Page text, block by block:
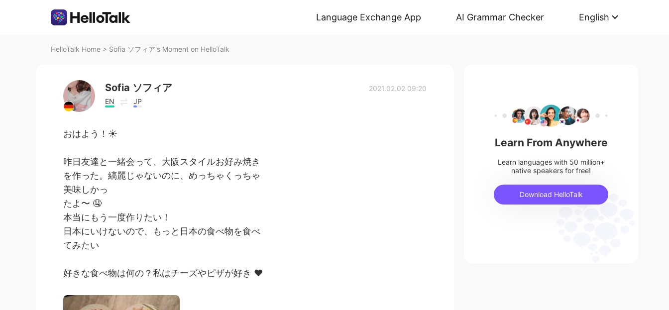
Language Exchange App AI Grammar Checker English
HelloTalk Home > Sofia ソフィア's Moment on HelloTalk
Sofia ソフィア
EN JP
2021.02.02 09:20
おはよう！☀️
昨日友達と一緒会って、大阪スタイルお好み焼き
を作った。縞麗じゃないのに、めっちゃくっちゃ
美味しかっ
たよ〜 🤤
本当にもう一度作りたい！
日本にいけないので、もっと日本の食べ物を食べ
てみたい
好きな食べ物は何の？私はチーズやピザが好き ❤️
Learn From Anywhere
Learn languages with 50 million+
native speakers for free!
Download HelloTalk